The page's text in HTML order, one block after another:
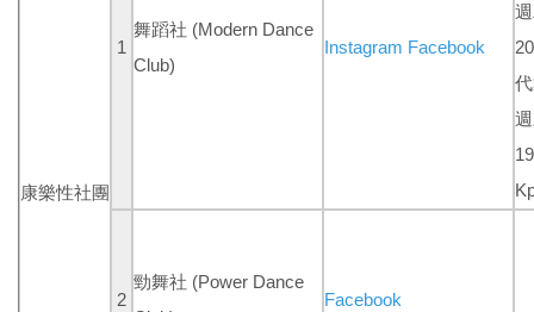
康樂性社團
1
舞蹈社 (Modern Dance
Club)
Instagram Facebook
2
勁舞社 (Power Dance
Facebook